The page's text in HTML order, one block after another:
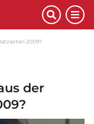
2009?
der